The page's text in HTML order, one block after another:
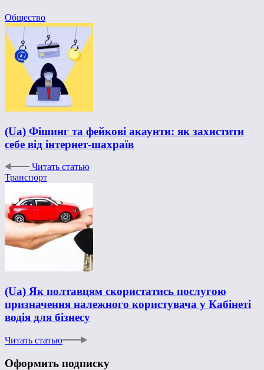
Общество
(Ua) Фішинг та фейкові акаунти: як захистити
себе від інтернет-шахраїв
Читать статью
Транспорт
(Ua) Як полтавцям скористатись послугою
призначення належного користувача у Кабінеті
водія для бізнесу
Читать статью
Оформить подписку